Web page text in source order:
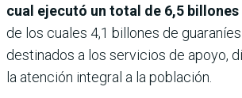
cual ejecutó un total de 6,5 billones
de los cuales 4,1 billones de
destinados a los servicios de apoyo,
la atención integral a la población.